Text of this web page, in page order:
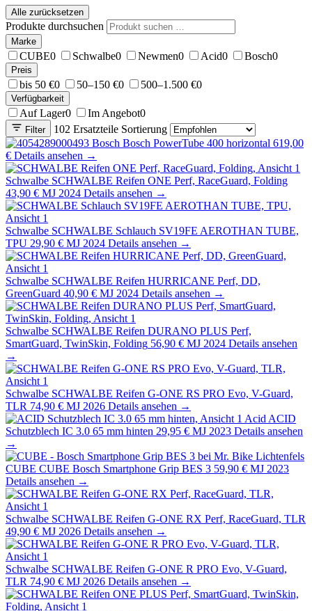
Alle zurücksetzen
Produkte durchsuchen
Marke
CUBE0 Schwalbe0 Newmen0 Acid0 Bosch0
Preis
bis 50 €0 50–150 €0 500–1.500 €0
Verfügbarkeit
Auf Lager0 Im Angebot0
Filter 102 Ersatzteile Sortierung
Bosch Bosch PowerTube 400 horizontal 619,00
€ Details ansehen →
Schwalbe SCHWALBE Reifen ONE Perf, RaceGuard, Folding
43,90 € MJ 2024 Details ansehen →
Schwalbe SCHWALBE Schlauch SV19FE AEROTHAN TUBE,
TPU 29,90 € MJ 2024 Details ansehen →
Schwalbe SCHWALBE Reifen HURRICANE Perf, DD,
GreenGuard 40,90 € MJ 2024 Details ansehen →
Schwalbe SCHWALBE Reifen DURANO PLUS Perf,
SmartGuard, TwinSkin, Folding 56,90 € MJ 2024 Details ansehen
→
Schwalbe SCHWALBE Reifen G-ONE RS PRO Evo, V-Guard,
TLR 74,90 € MJ 2026 Details ansehen →
Acid ACID
Schutzblech IC 3.0 65 mm hinten 29,95 € MJ 2023 Details ansehen
→
CUBE CUBE Bosch Smartphone Grip BES 3 59,90 € MJ 2023
Details ansehen →
Schwalbe SCHWALBE Reifen G-ONE RX Perf, RaceGuard, TLR
49,90 € MJ 2026 Details ansehen →
Schwalbe SCHWALBE Reifen G-ONE R PRO Evo, V-Guard,
TLR 74,90 € MJ 2026 Details ansehen →